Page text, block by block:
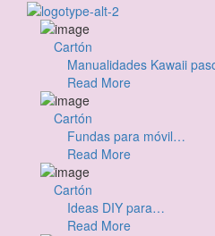
Cartón
Manualidades Kawaii
Read More
Cartón
Fundas para móvil…
Read More
Cartón
Ideas DIY para…
Read More